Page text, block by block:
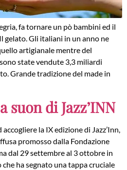
fa tornare un pò bambini ed il
gelato. Gli italiani in un anno ne
artigianale mentre del
state vendute 3,3 miliardi
Grande tradizione del made in
suon di Jazz’INN
la IX edizione di Jazz’Inn,
promosso dalla Fondazione
dal 29 settembre al 3 ottobre in
ha segnato una tappa cruciale